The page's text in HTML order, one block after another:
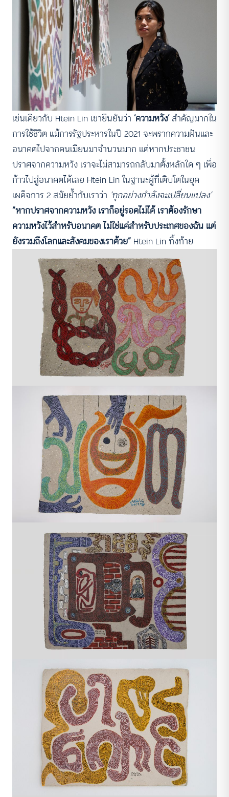
เช่นเดียวกับ Htein Lin เขายืนยันว่า ‘ความหวัง’สำคัญมากใน
การใช้ชีวิต แม้การรัฐประหารในปี 2021 จะพรากความฝันและ
อนาคตไปจากคนเมียนมาจำนวนมาก แต่หากประชาชน
ปราศจากความหวัง เราจะไม่สามารถกลับมาตั้งหลักใด ๆ เพื่อ
ก้าวไปสู่อนาคตได้เลย Htein Lin ในฐานะผู้ที่เติบโตในยุค
เผด็จการ 2 สมัยย้ำกับเราว่า ‘ทุกอย่างกำลังจะเปลี่ยนแปลง’
“หากปราศจากความหวัง เราก็อยู่รอดไม่ได้ เราต้องรักษา
ความหวังไว้สำหรับอนาคต ไม่ใช่แค่สำหรับประเทศของฉัน แต่
ยังรวมถึงโลกและสังคมของเราด้วย” Htein Lin ทิ้งท้าย